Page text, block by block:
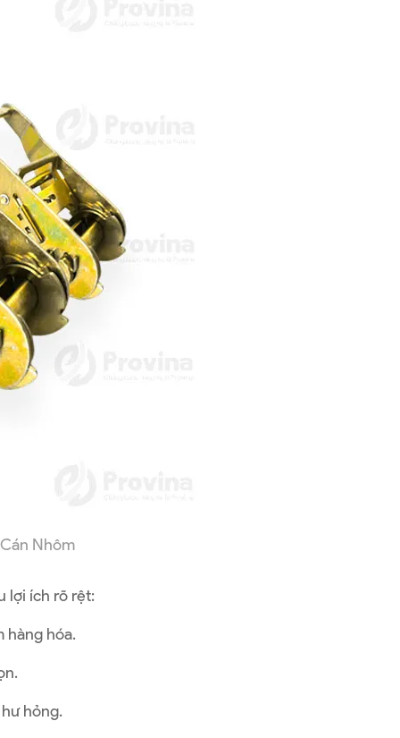
Nhôm
lợi ích rõ rệt:
hàng hóa.
hỏng.